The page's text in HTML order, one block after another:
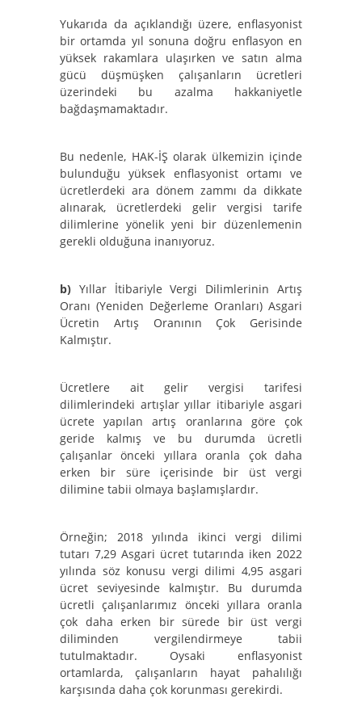
Yukarıda da açıklandığı üzere, enflasyonist
bir ortamda yıl sonuna doğru enflasyon en
yüksek rakamlara ulaşırken ve satın alma
gücü düşmüşken çalışanların ücretleri
üzerindeki bu azalma hakkaniyetle
bağdaşmamaktadır.
Bu nedenle, HAK-İŞ olarak ülkemizin içinde
bulunduğu yüksek enflasyonist ortamı ve
ücretlerdeki ara dönem zammı da dikkate
alınarak, ücretlerdeki gelir vergisi tarife
dilimlerine yönelik yeni bir düzenlemenin
gerekli olduğuna inanıyoruz.
b) Yıllar İtibariyle Vergi Dilimlerinin Artış
Oranı (Yeniden Değerleme Oranları) Asgari
Ücretin Artış Oranının Çok Gerisinde
Kalmıştır.
Ücretlere ait gelir vergisi tarifesi
dilimlerindeki artışlar yıllar itibariyle asgari
ücrete yapılan artış oranlarına göre çok
geride kalmış ve bu durumda ücretli
çalışanlar önceki yıllara oranla çok daha
erken bir süre içerisinde bir üst vergi
dilimine tabii olmaya başlamışlardır.
Örneğin; 2018 yılında ikinci vergi dilimi
tutarı 7,29 Asgari ücret tutarında iken 2022
yılında söz konusu vergi dilimi 4,95 asgari
ücret seviyesinde kalmıştır. Bu durumda
ücretli çalışanlarımız önceki yıllara oranla
çok daha erken bir sürede bir üst vergi
diliminden vergilendirmeye tabii
tutulmaktadır. Oysaki enflasyonist
ortamlarda, çalışanların hayat pahalılığı
karşısında daha çok korunması gerekirdi.